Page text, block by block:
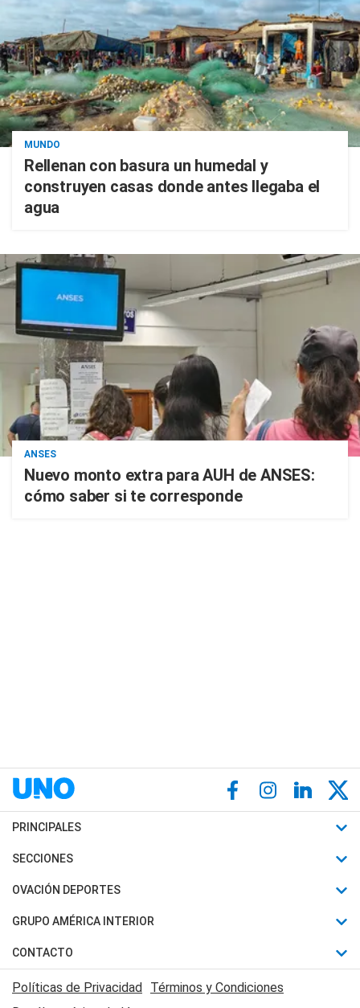
MUNDO
Rellenan con basura un humedal y
construyen casas donde antes llegaba el
agua
ANSES
Nuevo monto extra para AUH de ANSES:
cómo saber si te corresponde
PRINCIPALES
Últimas Noticias
Política
Judiciales
Economia
SECCIONES
Horóscopo
Motores
Trucos caseros
Series y Películas
OVACIÓN DEPORTES
Fútbol
Mundial
Automovilismo
Rugby
GRUPO AMÉRICA INTERIOR
Canal 7 en Vivo
CONTACTO
Acerca de Nosotros
Políticas de Privacidad Términos y Condiciones